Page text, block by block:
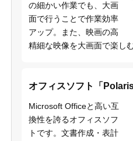
の細かい作業でも、大画
面で行うことで作業効率
アップ。また、映画の高
精細な映像を大画面で楽し
オフィスソフト「
Microsoft Officeと高い互
換性を誇るオフィスソフ
トです。文書作成・表計